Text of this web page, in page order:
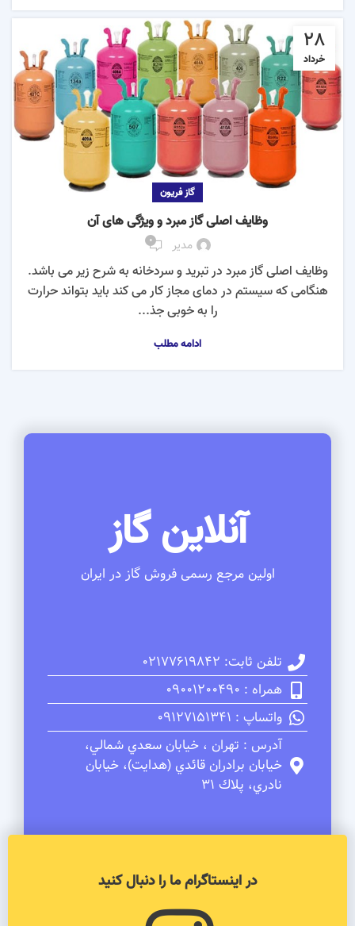
28
خرداد
گاز فریون
وظایف اصلی گاز مبرد و ویژگی های آن
مدیر 0
وظایف اصلی گاز مبرد در تبرید و سردخانه به شرح زیر می باشد.
هنگامی که سیستم در دمای مجاز کار می کند باید بتواند حرارت
را به خوبی جذ...
ادامه مطلب
آنلاین گاز
اولین مرجع رسمی فروش گاز در ایران
تلفن ثابت: 02177619842
همراه : 09001200490
واتساپ : 09127151341
آدرس : تهران ، خيابان سعدي شمالي،
خيابان برادران قائدي (هدايت)، خيابان
نادري، پلاك 31
در اینستاگرام ما را دنبال کنید